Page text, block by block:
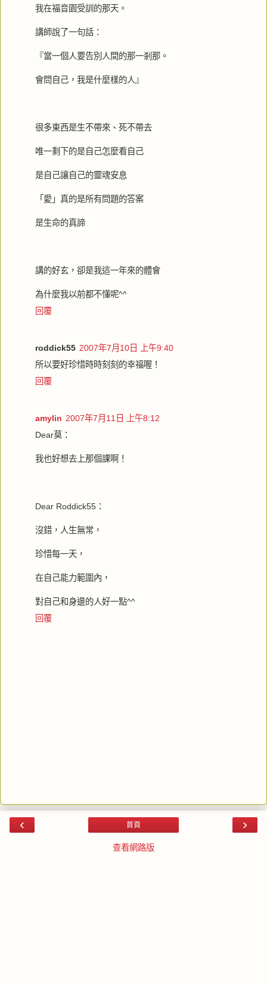
我在福音園受訓的那天。
講師說了一句話：
『當一個人要告別人間的那一剎那。
會問自己，我是什麼樣的人』
很多東西是生不帶來、死不帶去
唯一剩下的是自己怎麼看自己
是自己讓自己的靈魂安息
「愛」真的是所有問題的答案
是生命的真諦
講的好玄，卻是我這一年來的體會
為什麼我以前都不懂呢^^
回覆
roddick55 2007年7月10日 上午9:40
所以要好珍惜時時刻刻的幸福喔！
回覆
amylin 2007年7月11日 上午8:12
Dear莫：
我也好想去上那個課啊！
Dear Roddick55：
沒錯，人生無常，
珍惜每一天，
在自己能力範圍內，
對自己和身邊的人好一點^^
回覆
‹ ›
首頁
查看網路版